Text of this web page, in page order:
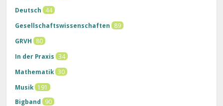
Deutsch
44
Gesellschaftswissenschaften
89
GRVH
80
In der Praxis
34
Mathematik 30
Musik 191
Bigband
90